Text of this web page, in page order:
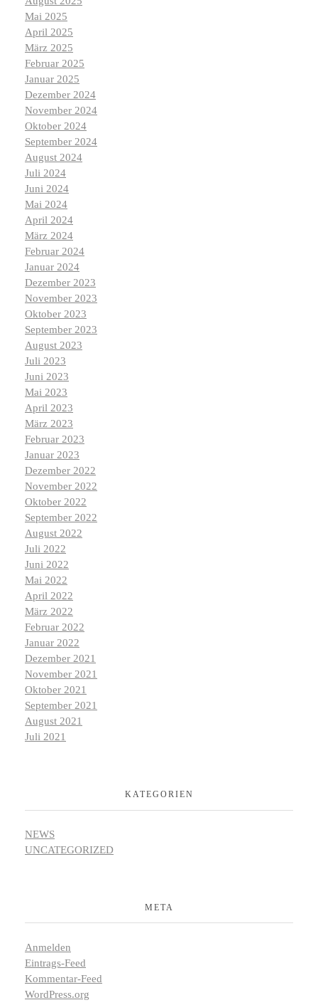
Mai 2025
April 2025
März 2025
Februar 2025
Januar 2025
Dezember 2024
November 2024
Oktober 2024
September 2024
August 2024
Juli 2024
Juni 2024
Mai 2024
April 2024
März 2024
Februar 2024
Januar 2024
Dezember 2023
November 2023
Oktober 2023
September 2023
August 2023
Juli 2023
Juni 2023
Mai 2023
April 2023
März 2023
Februar 2023
Januar 2023
Dezember 2022
November 2022
Oktober 2022
September 2022
August 2022
Juli 2022
Juni 2022
Mai 2022
April 2022
März 2022
Februar 2022
Januar 2022
Dezember 2021
November 2021
Oktober 2021
September 2021
August 2021
Juli 2021
KATEGORIEN
NEWS
UNCATEGORIZED
META
Anmelden
Eintrags-Feed
Kommentar-Feed
WordPress.org